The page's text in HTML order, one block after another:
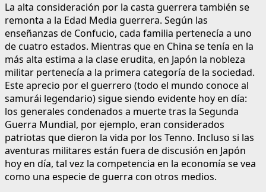
La alta consideración por la casta guerrera también se
remonta a la Edad Media guerrera. Según las
enseñanzas de Confucio, cada familia pertenecía a uno
de cuatro estados. Mientras que en China se tenía en la
más alta estima a la clase erudita, en Japón la nobleza
militar pertenecía a la primera categoría de la sociedad.
Este aprecio por el guerrero (todo el mundo conoce al
samurái legendario) sigue siendo evidente hoy en día:
los generales condenados a muerte tras la Segunda
Guerra Mundial, por ejemplo, eran considerados
patriotas que dieron la vida por los Tenno. Incluso si las
aventuras militares están fuera de discusión en Japón
hoy en día, tal vez la competencia en la economía se vea
como una especie de guerra con otros medios.